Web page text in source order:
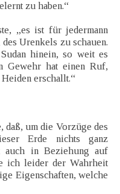
zu haben.“
„es ist für jedermann
Urenkels zu schauen.
hinein, so weit es
Gewehr hat einen Ruf,
erschallt.“
um die Vorzüge des
Erde nichts ganz
auch in Beziehung auf
ich leider der Wahrheit
Eigenschaften, welche